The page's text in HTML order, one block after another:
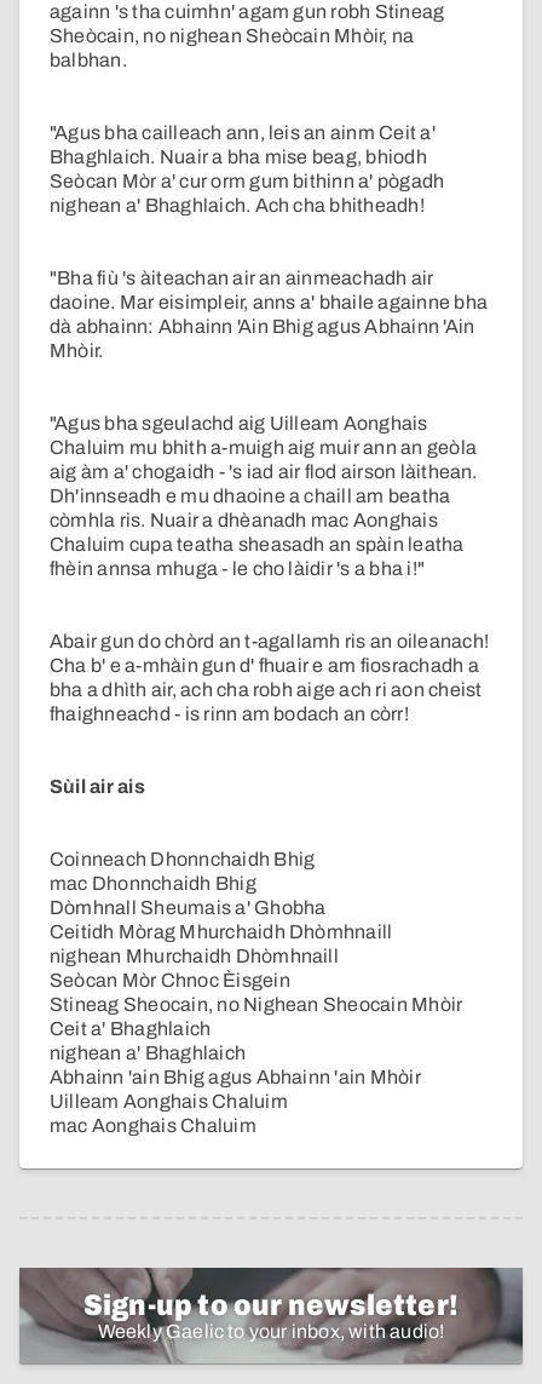
againn 's tha cuimhn' agam gun robh Stineag
Sheòcain, no nighean Sheòcain Mhòir, na
balbhan.
"Agus bha cailleach ann, leis an ainm Ceit a'
Bhaghlaich. Nuair a bha mise beag, bhiodh
Seòcan Mòr a' cur orm gum bithinn a' pògadh
nighean a' Bhaghlaich. Ach cha bhitheadh!
"Bha fiù 's àiteachan air an ainmeachadh air
daoine. Mar eisimpleir, anns a' bhaile againne bha
dà abhainn: Abhainn 'Ain Bhig agus Abhainn 'Ain
Mhòir.
"Agus bha sgeulachd aig Uilleam Aonghais
Chaluim mu bhith a-muigh aig muir ann an geòla
aig àm a' chogaidh - 's iad air flod airson làithean.
Dh'innseadh e mu dhaoine a chaill am beatha
còmhla ris. Nuair a dhèanadh mac Aonghais
Chaluim cupa teatha sheasadh an spàin leatha
fhèin annsa mhuga - le cho làidir 's a bha i!"
Abair gun do chòrd an t-agallamh ris an oileanach!
Cha b' e a-mhàin gun d' fhuair e am fiosrachadh a
bha a dhìth air, ach cha robh aige ach ri aon cheist
fhaighneachd - is rinn am bodach an còrr!
Sùil air ais
Coinneach Dhonnchaidh Bhig
mac Dhonnchaidh Bhig
Dòmhnall Sheumais a' Ghobha
Ceitidh Mòrag Mhurchaidh Dhòmhnaill
nighean Mhurchaidh Dhòmhnaill
Seòcan Mòr Chnoc Èisgein
Stineag Sheocain, no Nighean Sheocain Mhòir
Ceit a' Bhaghlaich
nighean a' Bhaghlaich
Abhainn 'ain Bhig agus Abhainn 'ain Mhòir
Uilleam Aonghais Chaluim
mac Aonghais Chaluim
Sign-up to our newsletter!
Weekly Gaelic to your inbox, with audio!